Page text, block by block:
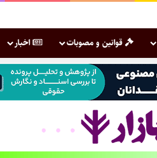
قوانین و مصوبات اخبار